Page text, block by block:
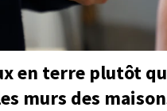
en terre plutôt
murs des